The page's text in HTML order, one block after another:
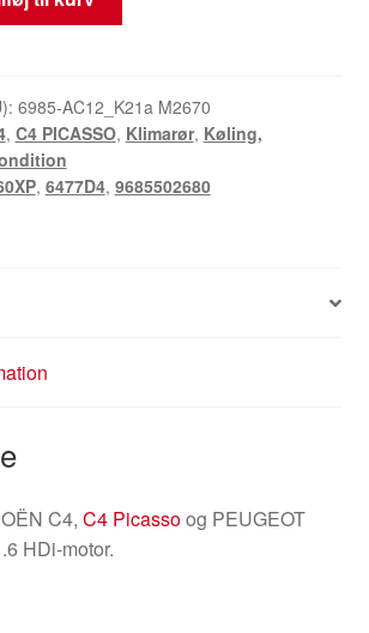
6985-AC12_K21a M2670
, C4 PICASSO, Klimarør, Køling,
, 6477D4, 9685502680
C4, C4 Picassoog PEUGEOT
HDi-motor.